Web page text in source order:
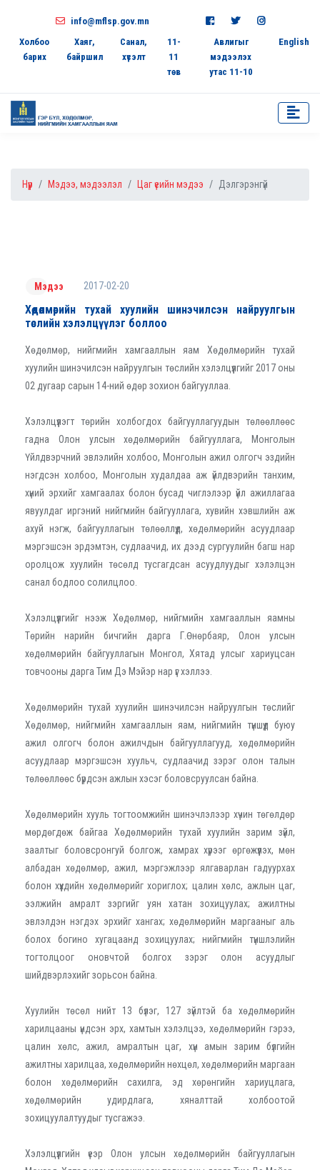
info@mflsp.gov.mn
Холбоо
барих
Хаяг,
байршил
Санал,
хүсэлт
11-
11
төв
Авлигыг
мэдээлэх
утас 11-10
English
Нүүр Мэдээ, мэдээлэл Цаг үеийн мэдээ Дэлгэрэнгүй
Мэдээ 2017-02-20
Хөдөлмөрийн тухай хуулийн шинэчилсэн найруулгын
төслийн хэлэлцүүлэг боллоо
Хөдөлмөр, нийгмийн хамгааллын яам Хөдөлмөрийн тухай
хуулийн шинэчилсэн найруулгын төслийн хэлэлцүүлгийг 2017 оны
02 дугаар сарын 14-ний өдөр зохион байгууллаа.
Хэлэлцүүлэгт төрийн холбогдох байгууллагуудын төлөөллөөс
гадна Олон улсын хөдөлмөрийн байгууллага, Монголын
Үйлдвэрчний эвлэлийн холбоо, Монголын ажил олгогч эздийн
нэгдсэн холбоо, Монголын худалдаа аж үйлдвэрийн танхим,
хүний эрхийг хамгаалах болон бусад чиглэлээр үйл ажиллагаа
явуулдаг иргэний нийгмийн байгууллага, хувийн хэвшлийн аж
ахуй нэгж, байгууллагын төлөөллүүд, хөдөлмөрийн асуудлаар
мэргэшсэн эрдэмтэн, судлаачид, их дээд сургуулийн багш нар
оролцож хуулийн төсөлд тусгагдсан асуудлуудыг хэлэлцэн
санал бодлоо солилцлоо.
Хэлэлцүүлгийг нээж Хөдөлмөр, нийгмийн хамгааллын яамны
Төрийн нарийн бичгийн дарга Г.Өнөрбаяр, Олон улсын
хөдөлмөрийн байгууллагын Монгол, Хятад улсыг хариуцсан
товчооны дарга Тим Дэ Мэйэр нар үг хэллээ.
Хөдөлмөрийн тухай хуулийн шинэчилсэн найруулгын төслийг
Хөдөлмөр, нийгмийн хамгааллын яам, нийгмийн түншүүд буюу
ажил олгогч болон ажилчдын байгууллагууд, хөдөлмөрийн
асуудлаар мэргэшсэн хуульч, судлаачид зэрэг олон талын
төлөөллөөс бүрдсэн ажлын хэсэг боловсруулсан байна.
Хөдөлмөрийн хууль тогтоомжийн шинэчлэлээр хүчин төгөлдөр
мөрдөгдөж байгаа Хөдөлмөрийн тухай хуулийн зарим зүйл,
заалтыг боловсронгуй болгож, хамрах хүрээг өргөжүүлэх, мөн
албадан хөдөлмөр, ажил, мэргэжлээр ялгаварлан гадуурхах
болон хүүхдийн хөдөлмөрийг хориглох; цалин хөлс, ажлын цаг,
ээлжийн амралт зэргийг уян хатан зохицуулах; ажилтны
эвлэлдэн нэгдэх эрхийг хангах; хөдөлмөрийн маргааныг аль
болох богино хугацаанд зохицуулах; нийгмийн түншлэлийн
тогтолцоог оновчтой болгох зэрэг олон асуудлыг
шийдвэрлэхийг зорьсон байна.
Хуулийн төсөл нийт 13 бүлэг, 127 зүйлтэй ба хөдөлмөрийн
харилцааны үндсэн эрх, хамтын хэлэлцээ, хөдөлмөрийн гэрээ,
цалин хөлс, ажил, амралтын цаг, хүн амын зарим бүлгийн
ажилтны харилцаа, хөдөлмөрийн нөхцөл, хөдөлмөрийн маргаан
болон хөдөлмөрийн сахилга, эд хөрөнгийн хариуцлага,
хөдөлмөрийн удирдлага, хяналттай холбоотой
зохицуулалтуудыг тусгажээ.
Хэлэлцүүлгийн үеэр Олон улсын хөдөлмөрийн байгууллагын